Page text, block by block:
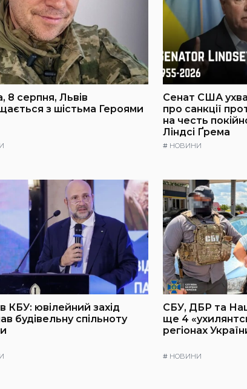
8 серпня, Львів
з шістьма Героями
Сенат США
про санкції
на честь
Ліндсі Ґрема
# НОВИНИ
КБУ: ювілейний захід
будівельну спільноту
СБУ, ДБР та
ще 4
регіонах
# НОВИНИ